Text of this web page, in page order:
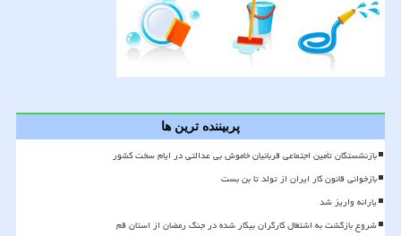
پربیننده ترین ها
بازنشستگان تأمین اجتماعی قربانیان خاموش بی عدالتی در ایام سخت کشور
بازخوانی قانون کار ایران از تولد تا بن بست
یارانه واریز شد
شروع بازگشت به اشتغال کارگران بیکار شده در جنگ رمضان از استان قم